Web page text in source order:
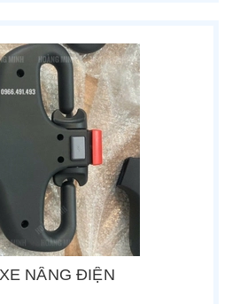
NÂNG ĐIỆN